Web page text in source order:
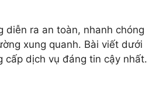
diễn ra an toàn, nhanh chóng
xung quanh. Bài viết dưới
cấp dịch vụ đáng tin cậy nhất.